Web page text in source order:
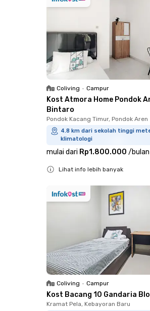
Coliving • Campur
Kost Atmora Home Pondok
Bintaro
Pondok Kacang Timur, Pondok Aren
4.8 km dari sekolah tinggi
klimatologi
mulai dari Rp1.800.000 /bulan
Lihat info lebih banyak
Coliving • Campur
Kost Bacang 10 Gandaria
Kramat Pela, Kebayoran Baru